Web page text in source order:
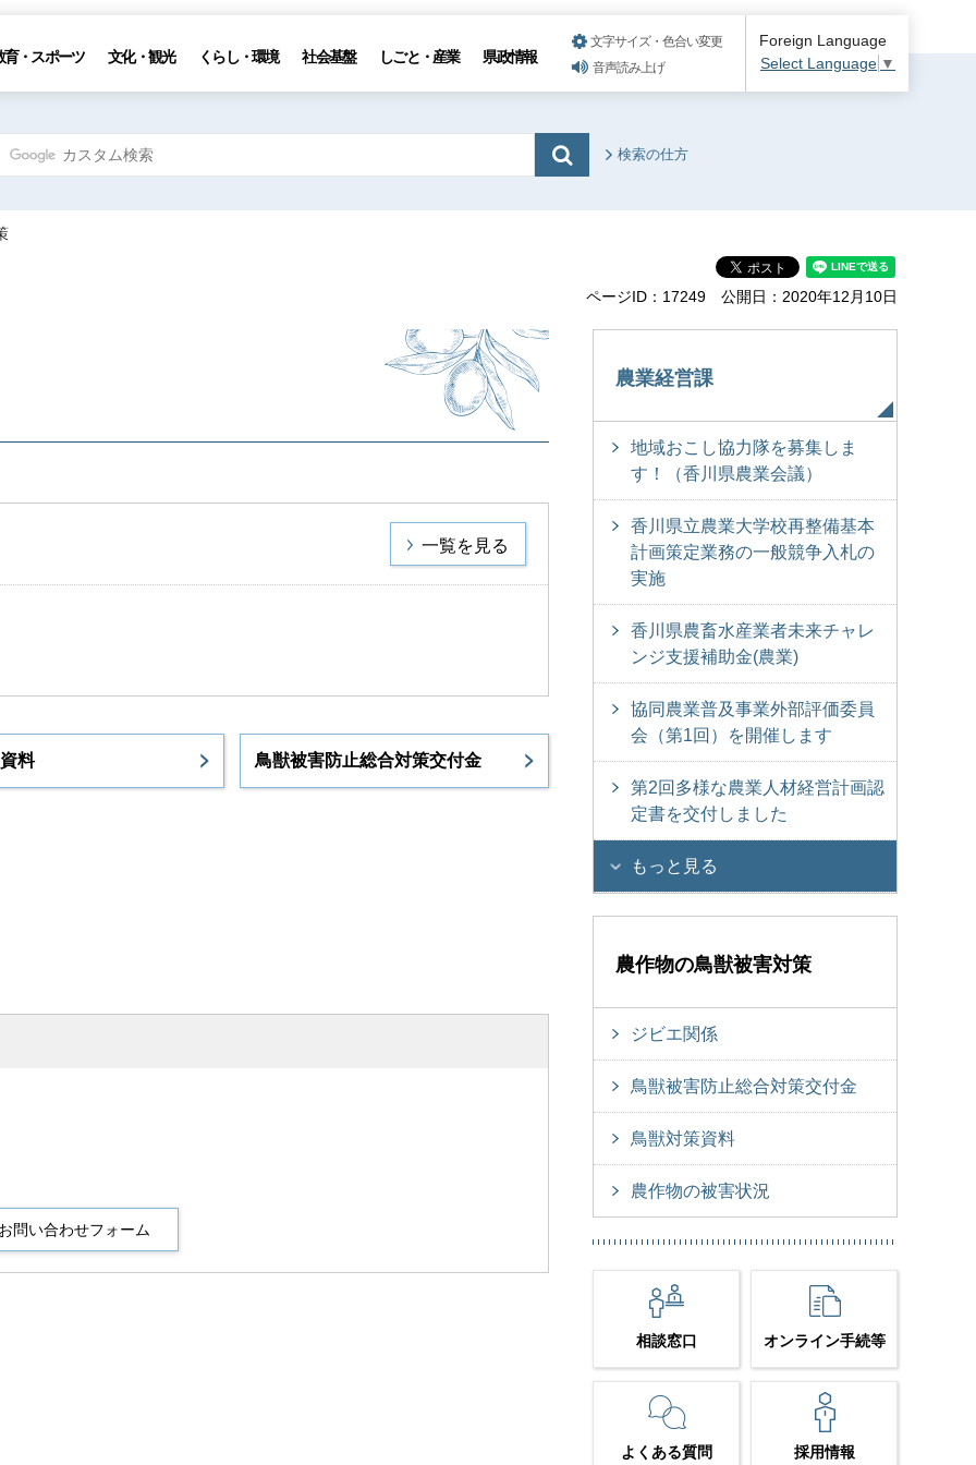
育・スポーツ 文化・観光 くらし・環境 社会基盤 しごと・産業 県政情報
文字サイズ・色合い変更
音声読み上げ
Foreign Language
Select Language ▼
検索の仕方
ページID：17249 公開日：2020年12月10日
一覧を見る
料 鳥獣被害防止総合対策交付金
農業経営課
地域おこし協力隊を募集しま
す！（香川県農業会議）
香川県立農業大学校再整備基本
計画策定業務の一般競争入札の
実施
香川県農畜水産業者未来チャレ
ンジ支援補助金(農業)
協同農業普及事業外部評価委員
会（第1回）を開催します
第2回多様な農業人材経営計画認
定書を交付しました
もっと見る
農作物の鳥獣被害対策
ジビエ関係
鳥獣被害防止総合対策交付金
鳥獣対策資料
農作物の被害状況
相談窓口 オンライン手続等
よくある質問 採用情報